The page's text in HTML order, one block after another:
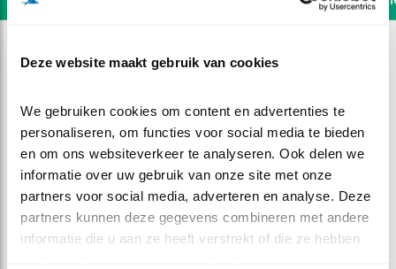
Deze website maakt gebruik van cookies
We gebruiken cookies om content en advertenties te
personaliseren, om functies voor social media te bieden
en om ons websiteverkeer te analyseren. Ook delen we
informatie over uw gebruik van onze site met onze
partners voor social media, adverteren en analyse. Deze
partners kunnen deze gegevens combineren met andere
informatie die u aan ze heeft verstrekt of die ze hebben